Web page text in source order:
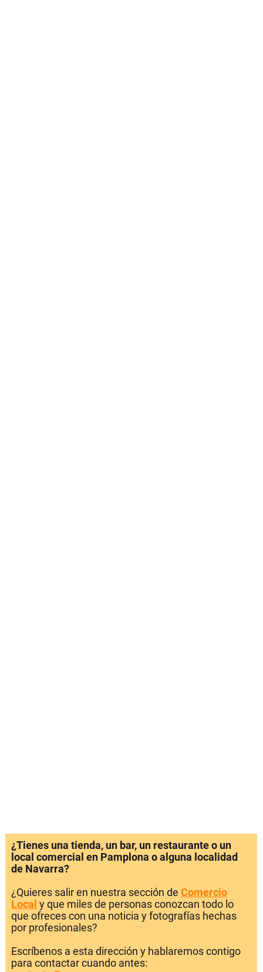
¿Tienes una tienda, un bar, un restaurante o un
local comercial en Pamplona o alguna localidad
de Navarra?
¿Quieres salir en nuestra sección de Comercio
Local y que miles de personas conozcan todo lo
que ofreces con una noticia y fotografías hechas
por profesionales?
Escríbenos a esta dirección y hablaremos contigo
para contactar cuando antes: